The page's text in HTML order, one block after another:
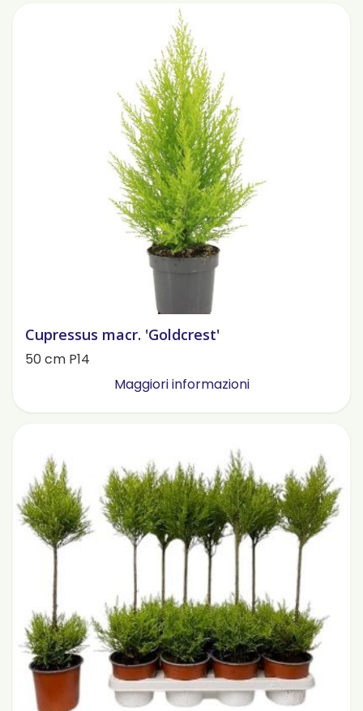
Cupressus macr. 'Goldcrest'
50 cm P14
Maggiori informazioni